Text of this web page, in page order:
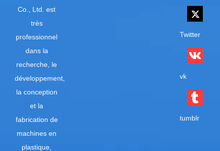
Co., Ltd. est
très
professionnel
dans la
recherche, le
développement,
la conception
et la
fabrication de
machines en
plastique,
Twitter
vk
tumblr